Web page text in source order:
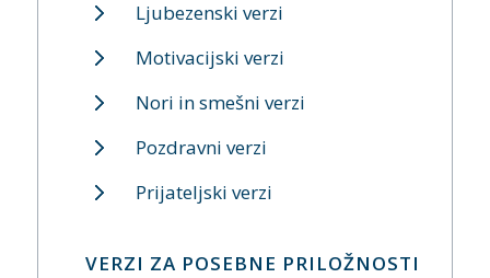
Ljubezenski verzi
Motivacijski verzi
Nori in smešni verzi
Pozdravni verzi
Prijateljski verzi
VERZI ZA POSEBNE PRILOŽNOSTI